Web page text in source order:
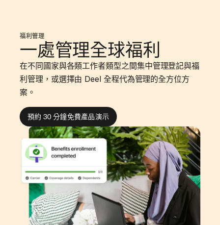
福利管理
一處管理全球福利
在不同國家與各類工作者類型之間集中管理登記與福
利管理，或選擇由 Deel 全程代為管理的全方位方
案。
預約 30 分鐘免費產品演示